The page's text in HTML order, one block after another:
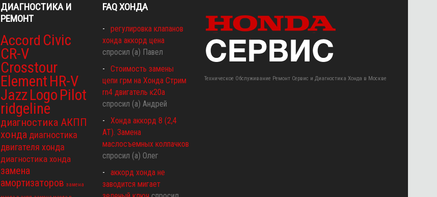
ДИАГНОСТИКА И
РЕМОНТ
Accord Civic
CR-V
Crosstour
Element HR-V
Jazz Logo Pilot
ridgeline
диагностика АКПП
хонда диагностика
двигателя хонда
диагностика хонда
замена
амортизаторов замена
FAQ ХОНДА
регулировка клапанов
хонда аккорд цена
спросил (а) Павел
Стоимость замены
цепи грм на Хонда Стрим
rn4 двигатель к20а
спросил (а) Андрей
Хонда аккорд 8 (2,4
АТ). Замена
маслосъемных колпачков
спросил (а) Олег
аккорд хонда не
заводится мигает
Техническое Обслуживание Ремонт Сервис и Диагностика Хонда в Москве